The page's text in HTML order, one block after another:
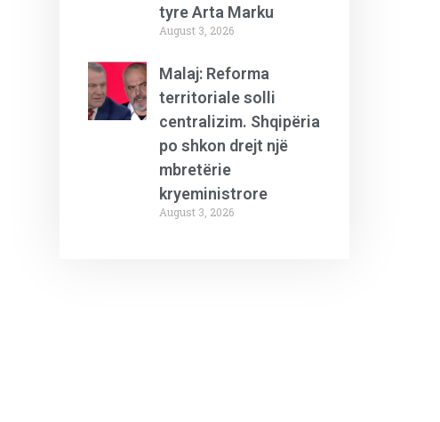
tyre Arta Marku
August 3, 2026
Malaj: Reforma
territoriale solli
centralizim. Shqipëria
po shkon drejt një
mbretërie
kryeministrore
August 3, 2026